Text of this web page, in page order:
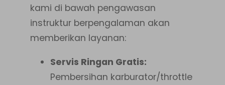
kami di bawah pengawasan
instruktur berpengalaman akan
memberikan layanan:
Servis Ringan Gratis:
Pembersihan karburator/throttle